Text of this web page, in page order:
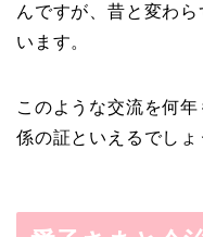
んですが、昔と変わ
います。
このような交流を何
係の証といえるでしょ